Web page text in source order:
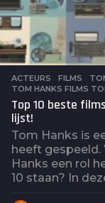
ACTEURS ,FILMS
TOM HANKS FILMS
Top 10 beste
lijst!
Tom Hanks is
heeft gespeeld.
Hanks een rol
10 staan? In